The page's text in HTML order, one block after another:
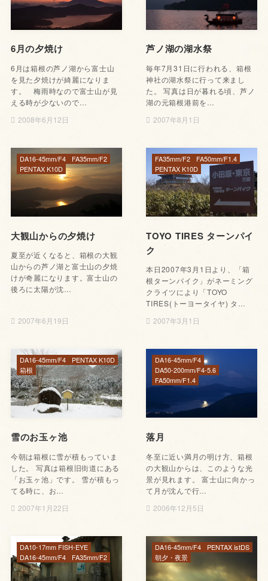
6月の夕焼け
6月は箱根の芦ノ湖から富士山
を見た夕焼けが綺麗になりま
す。 梅雨時なので富士山が見
える時が少ないので…
2008年6月12日
芦ノ湖の湖水祭
毎年7月31日に行われる、箱根
神社の湖水祭に行って来まし
た。 写真は日が暮れる頃、芦ノ
湖の元箱根港前を…
2007年8月1日
大観山からの夕焼け
夏至が近くなると、箱根の大観
山からの芦ノ湖と富士山の夕焼
けが奇麗になります。富士山の
後ろに太陽が沈…
2007年6月19日
DA16-45mm/F4
FA35mm/F2
PENTAX K10D
TOYO TIRES ターンパイ
ク
本日2007年3月1日より、「箱
根ターンパイク」がネーミング
クライツにより「TOYO
TIRES(トーヨータイヤ) タ…
2007年3月1日
FA35mm/F2
FA50mm/F1.4
PENTAX K10D
雪のお玉ヶ池
今朝は箱根に雪が積もっていま
した。 写真は箱根旧街道にある
「お玉ヶ池」です。 雪が積もっ
てる時に、お…
2007年1月22日
DA16-45mm/F4
PENTAX K10D
箱根
落月
冬至に近い満月の明け方、箱根
の大観山からは、このような光
景が見れます。 富士山に向かっ
て月が沈んで行…
2006年12月5日
DA16-45mm/F4
DA50-200mm/F4-5.6
FA50mm/F1.4
DA10-17mm FISH-EYE
DA16-45mm/F4
FA35mm/F2
DA16-45mm/F4
PENTAX istDS
朝夕・夜景